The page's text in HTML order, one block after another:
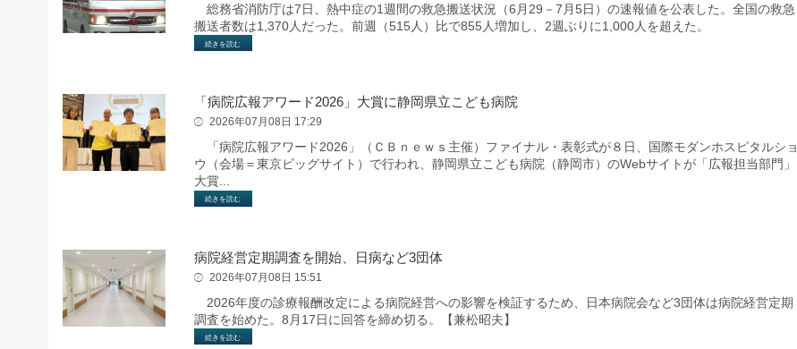
総務省消防庁は7日、熱中症の1週間の救急搬送状況（6月29－7月5日）の速報値を公表した。全国の救急
搬送者数は1,370人だった。前週（515人）比で855人増加し、2週ぶりに1,000人を超えた。
続きを読む
「病院広報アワード2026」大賞に静岡県立こども病院
2026年07月08日 17:29
「病院広報アワード2026」（ＣＢｎｅｗｓ主催）ファイナル・表彰式が８日、国際モダンホスピタルショ
ウ（会場＝東京ビッグサイト）で⾏われ、静岡県立こども病院（静岡市）のWebサイトが「広報担当部門」
⼤賞...
続きを読む
病院経営定期調査を開始、日病など3団体
2026年07月08日 15:51
2026年度の診療報酬改定による病院経営への影響を検証するため、日本病院会など3団体は病院経営定期
調査を始めた。8月17日に回答を締め切る。【兼松昭夫】
続きを読む